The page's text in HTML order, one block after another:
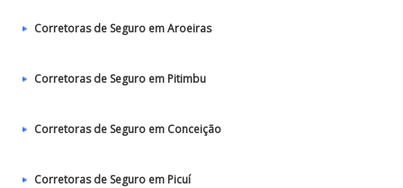
Corretoras de Seguro em Aroeiras
Corretoras de Seguro em Pitimbu
Corretoras de Seguro em Conceição
Corretoras de Seguro em Picuí